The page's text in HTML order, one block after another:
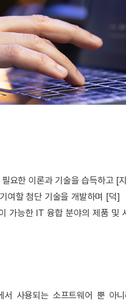
요한 이론과 기술을 습득하고 [
여할 첨단 기술을 개발하며 [덕]
가능한 IT 융합 분야의 제품
서 사용되는 소프트웨어 뿐